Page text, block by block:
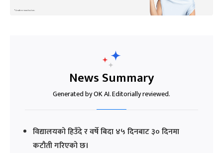
News Summary
Generated by OK AI. Editorially reviewed.
विद्यालयको हिउँदे र वर्षे बिदा ४५ दिनबाट ३० दिनमा
कटौती गरिएको छ।